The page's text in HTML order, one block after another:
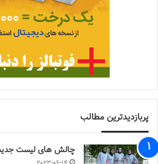
پربازدیدترین مطالب
چالش هاى ليست جدید